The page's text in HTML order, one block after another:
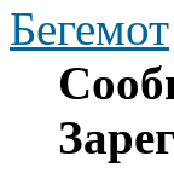
Бегемот